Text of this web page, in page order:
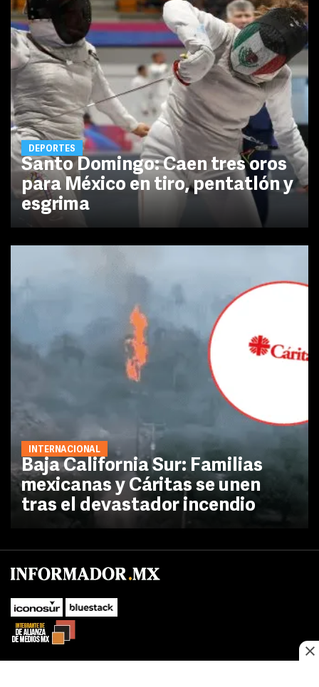
DEPORTES
Santo Domingo: Caen tres oros
para México en tiro, pentatlón y
esgrima
INTERNACIONAL
Baja California Sur: Familias
mexicanas y Cáritas se unen
tras el devastador incendio